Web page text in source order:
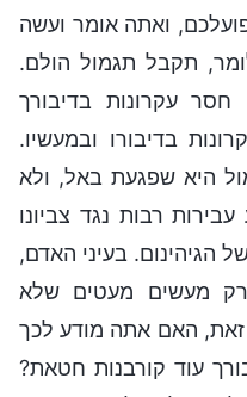
ואתה אומר ועשה
תקבל תגמול הולם.
עקרונות בדיבורך
בדיבורו ובמעשיו.
היא שפגעת באל, ולא
רבות נגד צביונו
הגיהינום. בעיני האדם,
רק מעשים מעטים שלא
האם אתה מודע לכך
עוד קורבנות חטאת?